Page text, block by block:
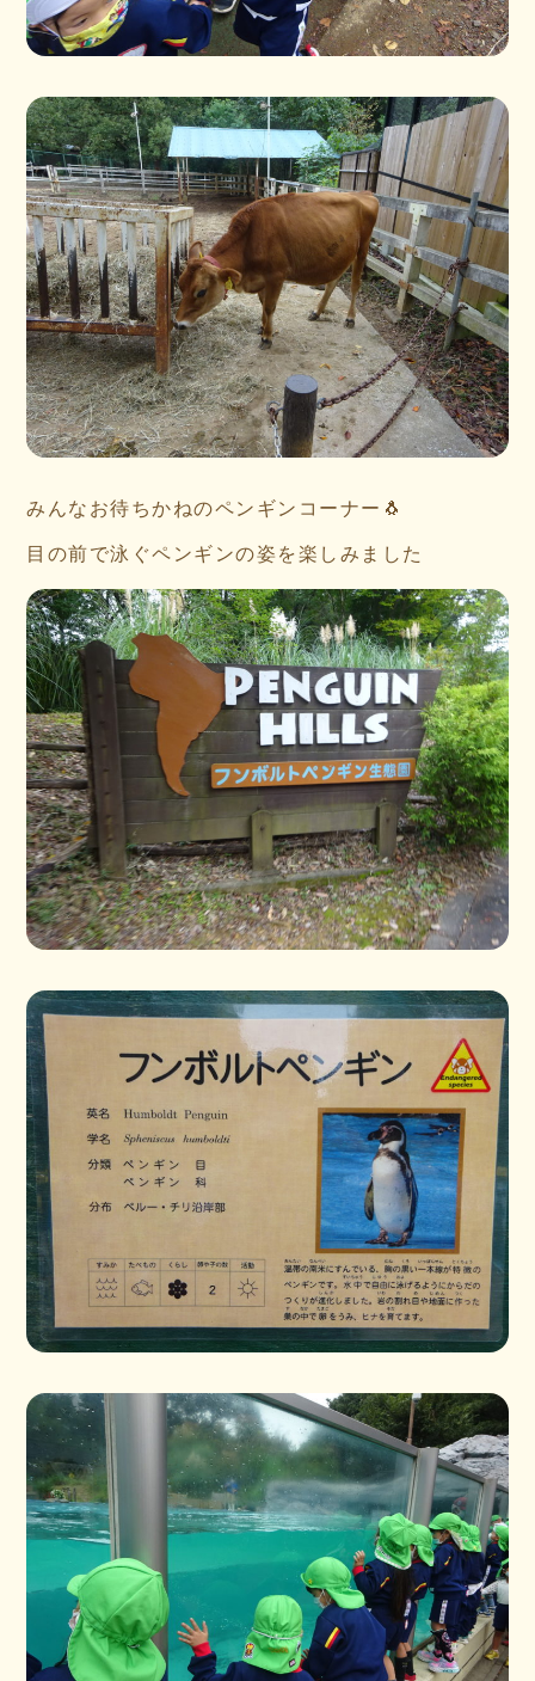
みんなお待ちかねのペンギンコーナー🐧
目の前で泳ぐペンギンの姿を楽しみました